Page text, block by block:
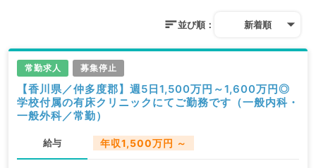
並び順： 新着順
常勤求人 募集停止
【香川県／仲多度郡】週5日1,500万円～1,600万円◎
学校付属の有床クリニックにてご勤務です（一般内科・
一般外科／常勤）
給与 年収1,500万円 ～